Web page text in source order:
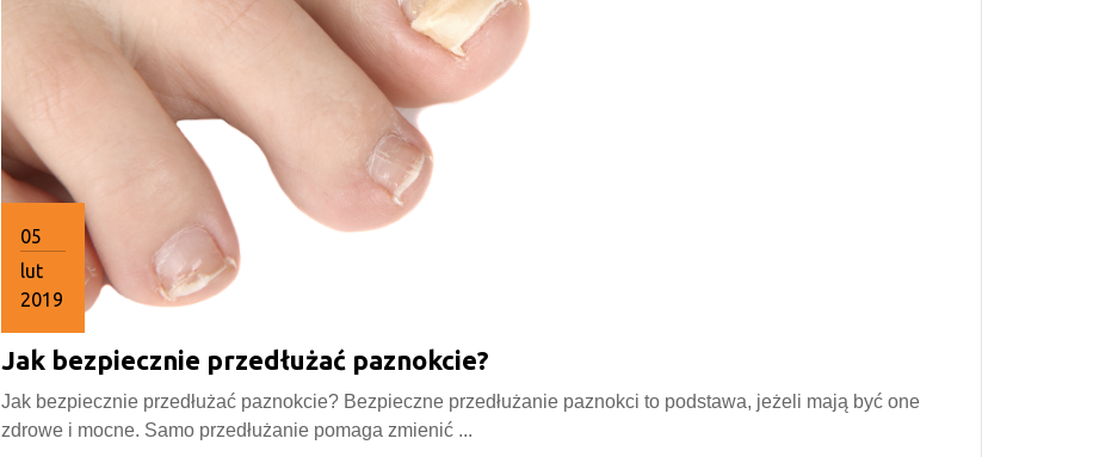
05
lut
2019
lutego
Jak bezpiecznie przedłużać paznokcie?
bezpiecznie
przedłużać
Jak bezpiecznie przedłużać paznokcie? Bezpieczne przedłużanie paznokci to podstawa, jeżeli mają być one
zdrowe i mocne. Samo przedłużanie pomaga zmienić ...